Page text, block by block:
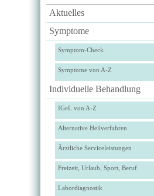
Aktuelles
Symptome
Symptom-Check
Symptome von A-Z
Individuelle Behandlung
IGeL von A-Z
Alternative Heilverfahren
Ärztliche Serviceleistungen
Freizeit, Urlaub, Sport, Beruf
Labordiagnostik